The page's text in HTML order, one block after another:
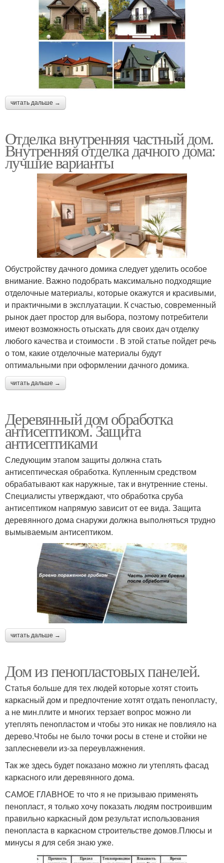
читать дальше →
Отделка внутренняя частный дом.
Внутренняя отделка дачного дома:
лучшие варианты
Обустройству дачного домика следует уделить особое
внимание. Важно подобрать максимально подходящие
отделочные материалы, которые окажутся и красивыми,
и практичными в эксплуатации. К счастью, современный
рынок дает простор для выбора, поэтому потребители
имеют возможность отыскать для своих дач отделку
любого качества и стоимости . В этой статье пойдет речь
о том, какие отделочные материалы будут
оптимальными при оформлении дачного домика.
читать дальше →
Деревянный дом обработка
антисептиком. Защита
антисептиками
Следующим этапом защиты должна стать
антисептическая обработка. Купленным средством
обрабатывают как наружные, так и внутренние стены.
Специалисты утверждают, что обработка сруба
антисептиком напрямую зависит от ее вида. Защита
деревянного дома снаружи должна выполняться трудно
вымываемым антисептиком.
читать дальше →
Дом из пенопластовых панелей.
Статья больше для тех людей которые хотят стоить
каркасный дом и предпочтение хотят отдать пенопласту,
а не мин.плите и многих терзает вопрос можно ли
утеплять пенопластом и чтобы это никак не повлияло на
дерево.Чтобы не было точки росы в стене и стойки не
заплесневели из-за переувлажнения.
Так же здесь будет показано можно ли утеплять фасад
каркасного или деревянного дома.
САМОЕ ГЛАВНОЕ то что я не призываю применять
пенопласт, я только хочу показать людям построившим
правильно каркасный дом результат использования
пенопласта в каркасном строительстве домов.Плюсы и
минусы я для себя знаю уже.